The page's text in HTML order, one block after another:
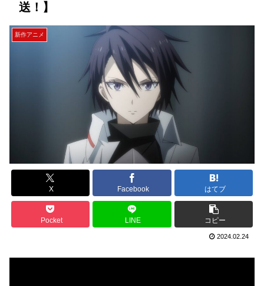
送！】
新作アニメ
X Facebook はてブ
Pocket LINE コピー
2024.02.24